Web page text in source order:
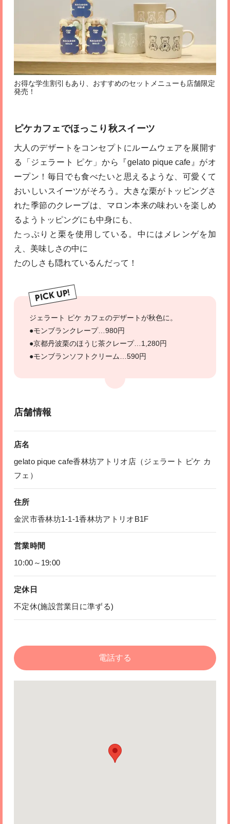
お得な学生割引もあり、おすすめのセットメニューも店舗限定
発売！
ピケカフェでほっこり秋スイーツ
大人のデザートをコンセプトにルームウェアを展開す
る「ジェラート ピケ」から『gelato pique cafe』がオ
ープン！毎日でも食べたいと思えるような、可愛くて
おいしいスイーツがそろう。大きな栗がトッピングさ
れた季節のクレープは、マロン本来の味わいを楽しめ
るようトッピングにも中身にも、
たっぷりと栗を使用している。中にはメレンゲを加
え、美味しさの中に
たのしさも隠れているんだって！
PICK UP!
ジェラート ピケ カフェのデザートが秋色に。
●モンブランクレープ…980円
●京都丹波栗のほうじ茶クレープ…1,280円
●モンブランソフトクリーム…590円
店舗情報
店名
gelato pique cafe香林坊アトリオ店（ジェラート ピケ カ
フェ）
住所
金沢市香林坊1-1-1香林坊アトリオB1F
営業時間
10:00～19:00
定休日
不定休(施設営業日に準ずる)
電話する